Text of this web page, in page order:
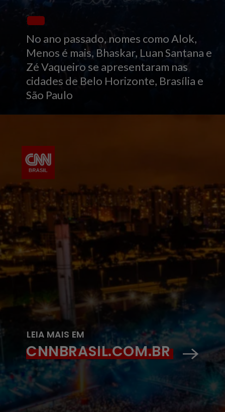
No ano passado, nomes como Alok,
Menos é mais, Bhaskar, Luan Santana e
Zé Vaqueiro se apresentaram nas
cidades de Belo Horizonte, Brasília e
São Paulo
LEIA MAIS EM
CNNBRASIL.COM.BR